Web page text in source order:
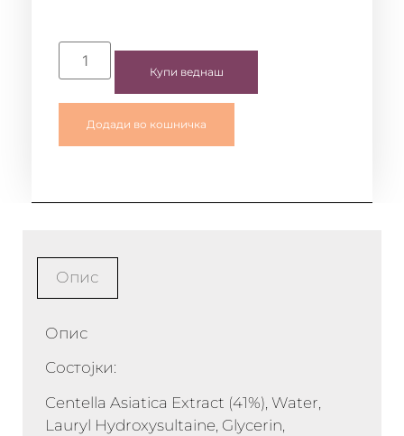
Купи веднаш
Додади во кошничка
Опис
Опис
Состојки:
Centella Asiatica Extract (41%), Water,
Lauryl Hydroxysultaine, Glycerin,